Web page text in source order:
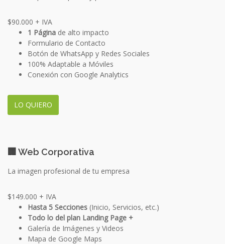
$90.000 + IVA
1 Página de alto impacto
Formulario de Contacto
Botón de WhatsApp y Redes Sociales
100% Adaptable a Móviles
Conexión con Google Analytics
LO QUIERO
🏢 Web Corporativa
La imagen profesional de tu empresa
$149.000 + IVA
Hasta 5 Secciones (Inicio, Servicios, etc.)
Todo lo del plan Landing Page +
Galería de Imágenes y Videos
Mapa de Google Maps